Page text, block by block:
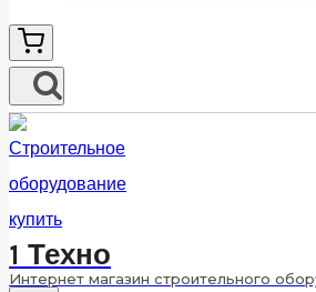
1 Техно
Интернет магазин строительного